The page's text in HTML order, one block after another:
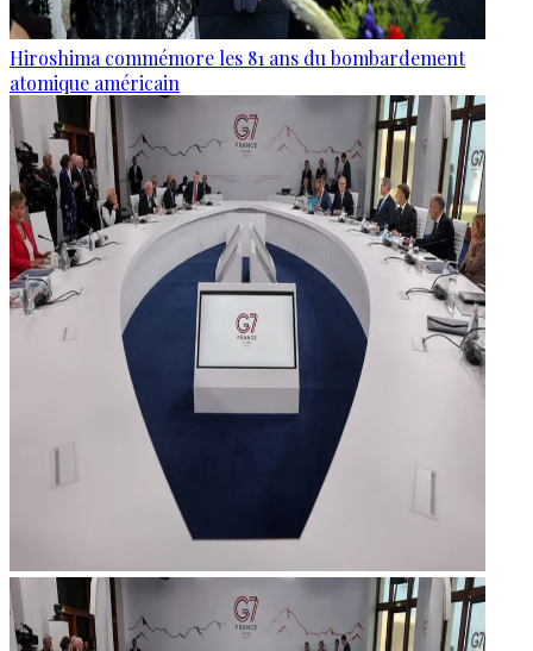
Hiroshima commémore les 81 ans du bombardement
atomique américain